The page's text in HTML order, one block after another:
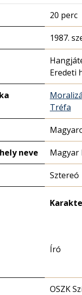
20 perc
1987.
Eredeti
Tréfa
neve Magyar
Sztereó
Író
OSZK